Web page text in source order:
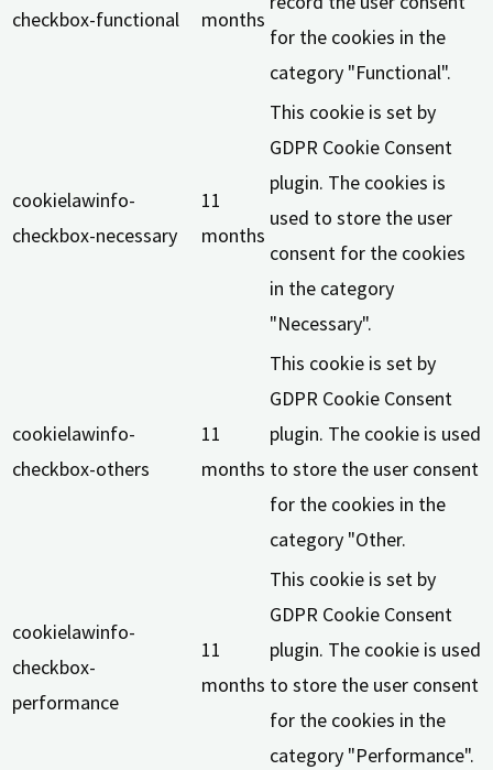
checkbox-functional
months
for the cookies in the
category "Functional".
cookielawinfo-
checkbox-necessary
11
months
This cookie is set by
GDPR Cookie Consent
plugin. The cookies is
used to store the user
consent for the cookies
in the category
"Necessary".
cookielawinfo-
checkbox-others
11
months
This cookie is set by
GDPR Cookie Consent
plugin. The cookie is used
to store the user consent
for the cookies in the
category "Other.
cookielawinfo-
checkbox-
performance
11
months
This cookie is set by
GDPR Cookie Consent
plugin. The cookie is used
to store the user consent
for the cookies in the
category "Performance".